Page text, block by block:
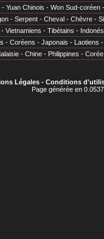
- Yuan Chinois - Won Sud-coréen
- Serpent - Cheval - Chèvre -
- Vietnamiens - Tibétains -
- Coréens - Japonais - Laotiens
- Chine - Philippines - Corée
Légales- Conditions
Page générée en